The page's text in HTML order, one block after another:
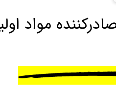
مواد